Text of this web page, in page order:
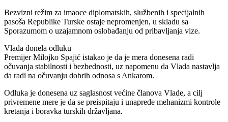
Bezvizni režim za imaoce diplomatskih, službenih i specijalnih
pasoša Republike Turske ostaje nepromenjen, u skladu sa
Sporazumom o uzajamnom oslobađanju od pribavljanja vize.
Vlada donela odluku
Premijer Milojko Spajić istakao je da je mera donesena radi
očuvanja stabilnosti i bezbednosti, uz napomenu da Vlada nastavlja
da radi na očuvanju dobrih odnosa s Ankarom.
Odluka je donesena uz saglasnost većine članova Vlade, a cilj
privremene mere je da se preispitaju i unaprede mehanizmi kontrole
kretanja i boravka turskih državljana.